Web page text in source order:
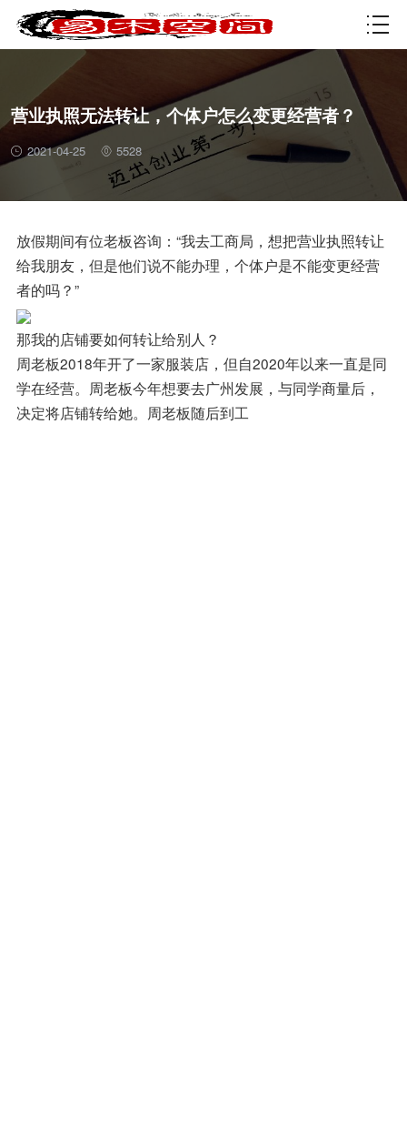
资质许可
营业执照无法转让，个体户怎么变更经营者？
2021-04-25 5528
放假期间有位老板咨询：“我去工商局，想把营业执照转让
给我朋友，但是他们说不能办理，个体户是不能变更经营
者的吗？”
那我的店铺要如何转让给别人？
周老板2018年开了一家服装店，但自2020年以来一直是同
学在经营。周老板今年想要去广州发展，与同学商量后，
决定将店铺转给她。周老板随后到工